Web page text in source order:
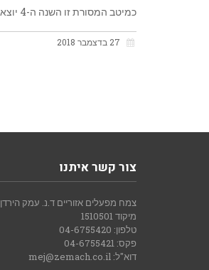
כמיטב המסורת זו השנה ה-4 יוצא לדרך פסטיבל הבננה בעמק הירדן. הבננה, הכוכבת הבלתי מעורערת של עמק הירדן, תביא עמה שפע
צור קשר איתנו
צמח מפעלים אזוריים ד.נ. עמק הירדן
מיקוד 1510501
טלפון: 04-6755420
פקס: 04-6755421
דוא"ל: mej@zemach.co.il